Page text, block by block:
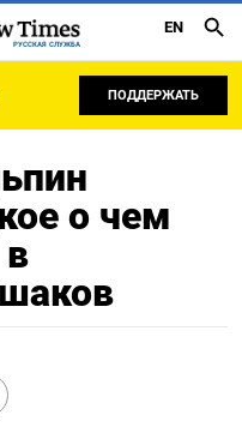
РУССКАЯ СЛУЖБА
EN
ПОДДЕРЖАТЬ
о чем